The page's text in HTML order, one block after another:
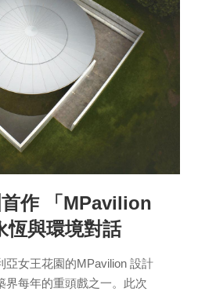
作 「MPavilion
恆與環境對話
亞女王花園的MPavilion 設計
界每年的重頭戲之一。此次